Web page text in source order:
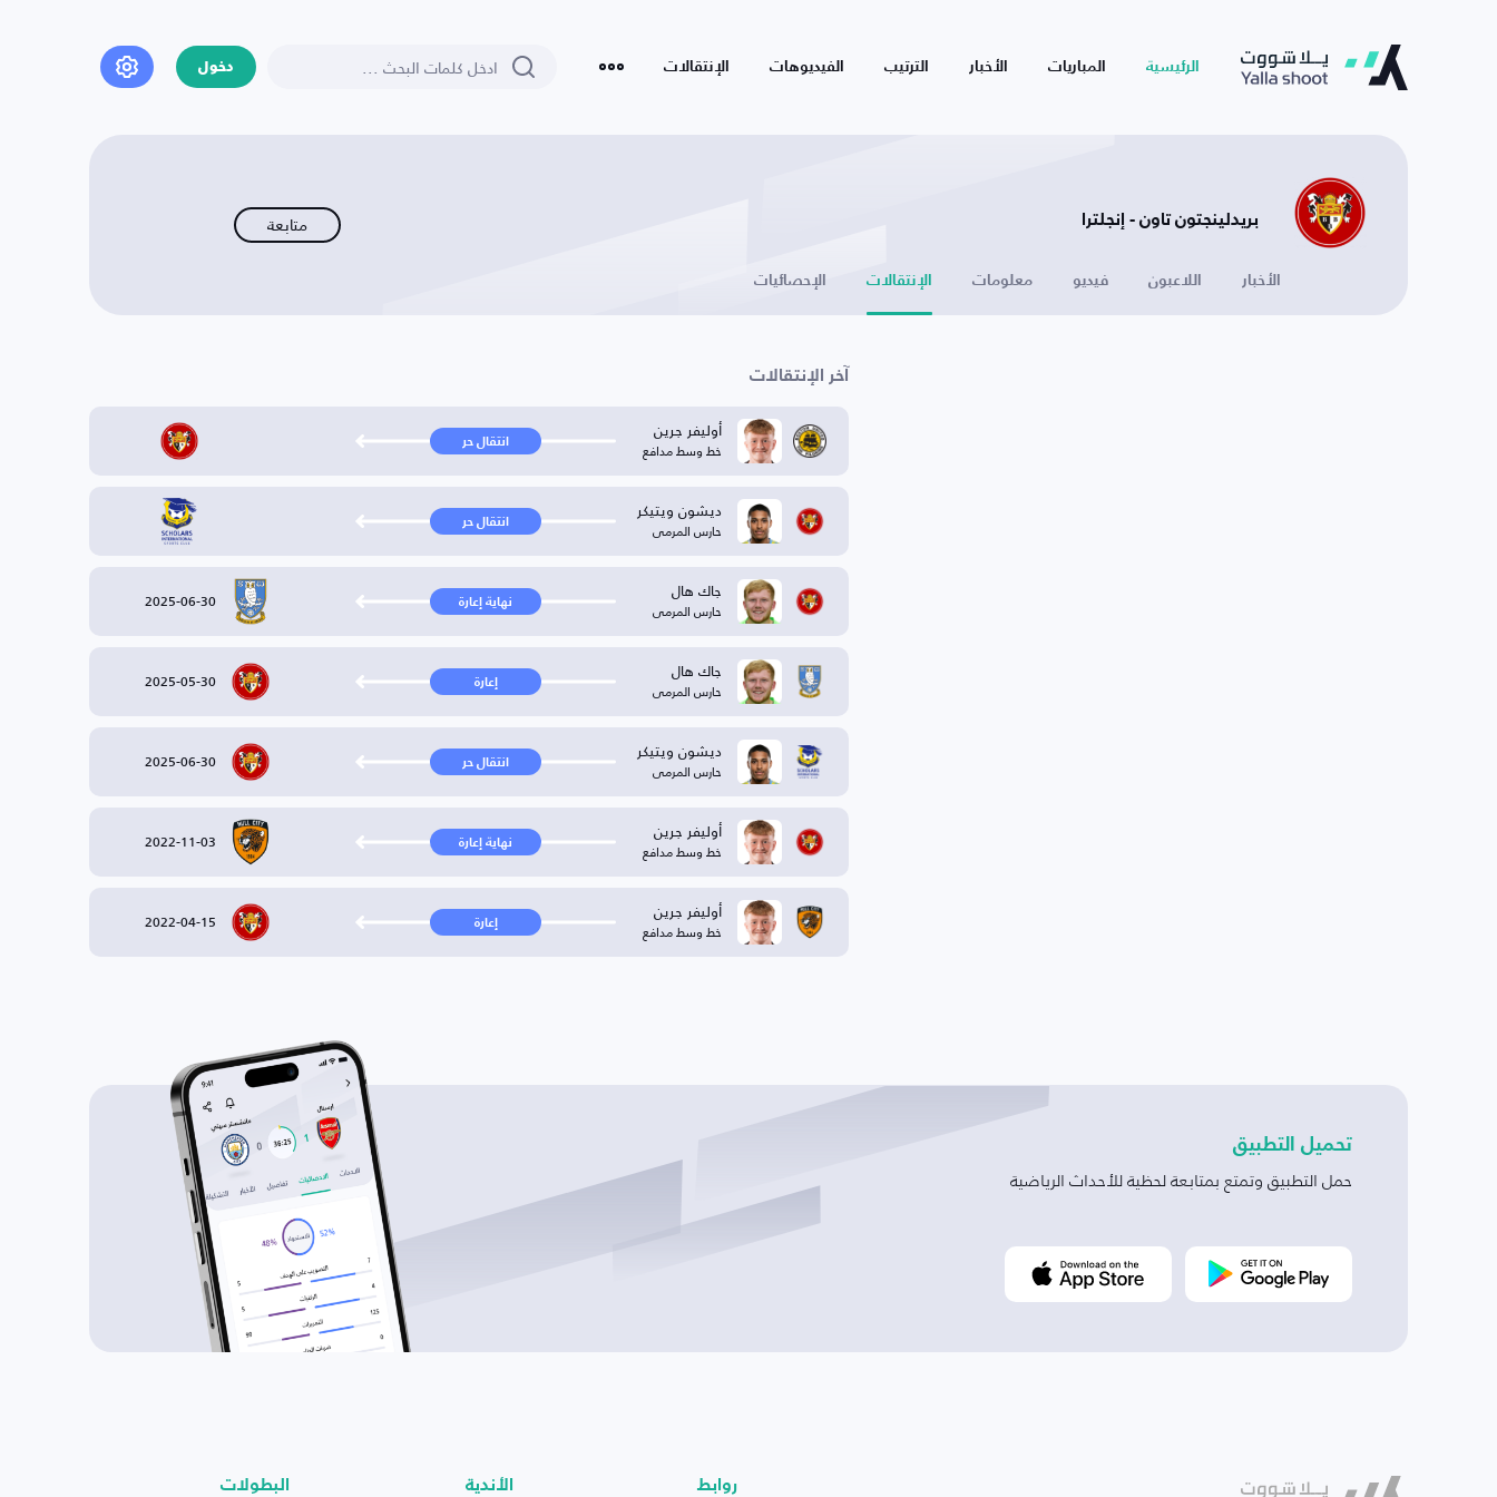
الرئيسية المباريات الأخبار الترتيب الفيديوهات الإنتقالات دخول
بريدلينجتون تاون - إنجلترا متابعة
الأخبار اللاعبون فيديو معلومات الإنتقالات الإحصائيات
آخر الإنتقالات
أوليفر جرين
خط وسط مدافع انتقال حر
ديشون ويتيكر
حارس المرمى انتقال حر
جاك هال
حارس المرمى نهاية إعارة 2025-06-30
جاك هال
حارس المرمى إعارة 2025-05-30
ديشون ويتيكر
حارس المرمى انتقال حر 2025-06-30
أوليفر جرين
خط وسط مدافع نهاية إعارة 2022-11-03
أوليفر جرين
خط وسط مدافع إعارة 2022-04-15
تحميل التطبيق
حمل التطبيق وتمتع بمتابعة لحظية للأحداث الرياضية
روابط الأندية البطولات